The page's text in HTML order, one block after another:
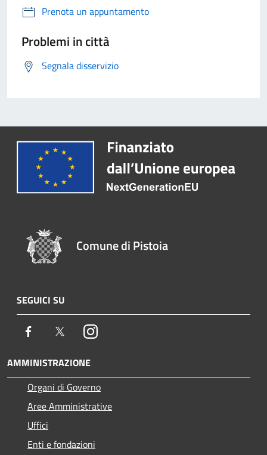
Prenota un appuntamento
Problemi in città
Segnala disservizio
Comune di Pistoia
SEGUICI SU
Facebook TwitterInstagram
AMMINISTRAZIONE
Organi di Governo
Aree Amministrative
Uffici
Enti e fondazioni